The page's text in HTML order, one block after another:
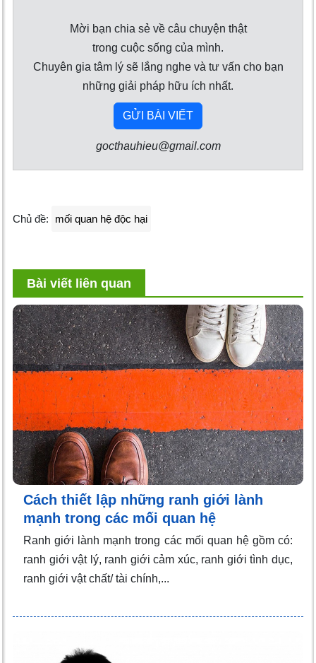
Mời bạn chia sẻ về câu chuyện thật
trong cuộc sống của mình.
Chuyên gia tâm lý sẽ lắng nghe và tư vấn cho bạn
những giải pháp hữu ích nhất.
GỬI BÀI VIẾT
gocthauhieu@gmail.com
Chủ đề: mối quan hệ độc hại
Bài viết liên quan
Cách thiết lập những ranh giới lành
mạnh trong các mối quan hệ
Ranh giới lành mạnh trong các mối quan hệ gồm có:
ranh giới vật lý, ranh giới cảm xúc, ranh giới tình dục,
ranh giới vật chất/ tài chính,...